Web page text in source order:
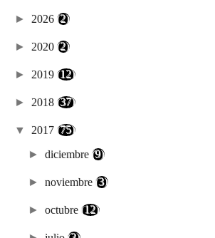
► 2026 (2)
► 2020 (2)
► 2019 (12)
► 2018 (37)
▼ 2017 (75)
►diciembre(9)
►noviembre(3)
►octubre (12)